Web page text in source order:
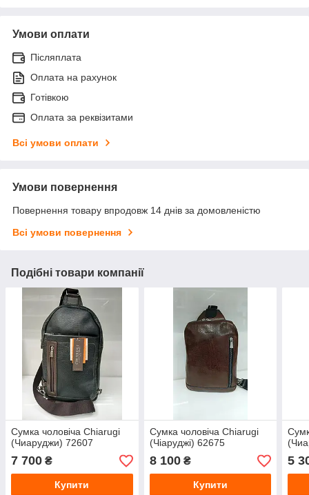
Умови оплати
Післяплата
Оплата на рахунок
Готівкою
Оплата за реквізитами
Всі умови оплати
Умови повернення
Повернення товару впродовж 14 днів за домовленістю
Всі умови повернення
Подібні товари компанії
Сумка чоловіча Chiarugi
(Чиаруджи) 72607
7 700 ₴
Купити
Сумка чоловіча Chiarugi
(Чіаруджі) 62675
8 100₴
Купити
5